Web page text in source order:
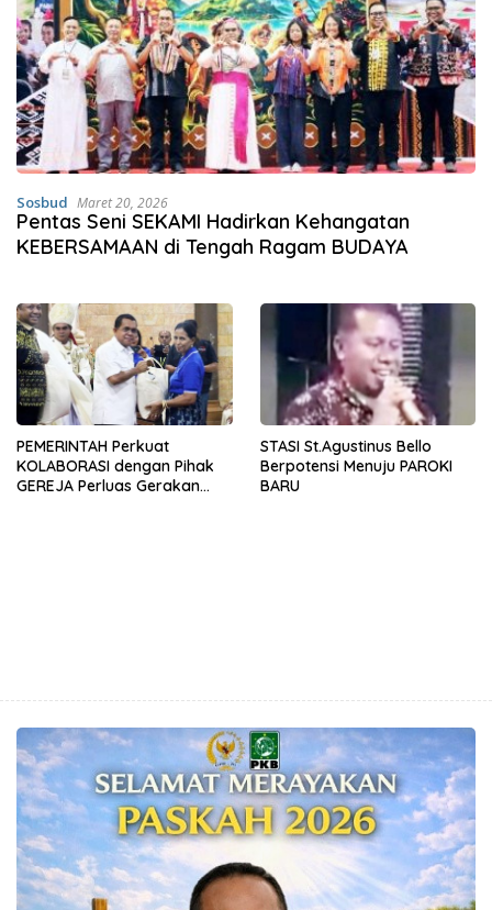
Sosbud Maret 20, 2026
Pentas Seni SEKAMI Hadirkan Kehangatan
KEBERSAMAAN di Tengah Ragam BUDAYA
PEMERINTAH Perkuat
KOLABORASI dengan Pihak
GEREJA Perluas Gerakan
STASI St.Agustinus Bello
Berpotensi Menuju PAROKI
BARU